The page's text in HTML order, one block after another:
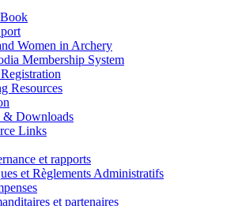
Women in Archery
Membership System
Resources
& Downloads
Links
et rapports
et Règlements Administratifs
et partenaires